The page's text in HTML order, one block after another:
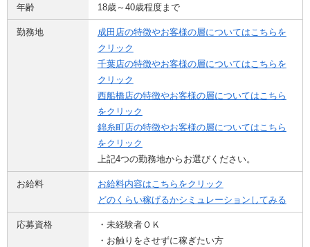
年齢 18歳～40歳程度まで
勤務地
成田店の特徴やお客様の層についてはこちらを
クリック
千葉店の特徴やお客様の層についてはこちらを
クリック
西船橋店の特徴やお客様の層についてはこちら
をクリック
錦糸町店の特徴やお客様の層についてはこちら
をクリック
上記4つの勤務地からお選びください。
お給料
お給料内容はこちらをクリック
どのくらい稼げるかシミュレーションしてみる
応募資格
・未経験者ＯＫ
・お触りをさせずに稼ぎたい方